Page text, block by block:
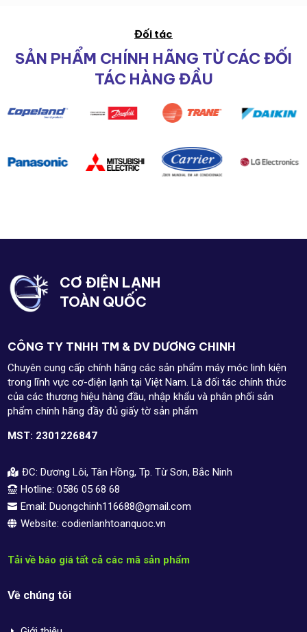
Đối tác
SẢN PHẨM CHÍNH HÃNG TỪ CÁC ĐỐI
TÁC HÀNG ĐẦU
CƠ ĐIỆN LẠNH
TOÀN QUỐC
CÔNG TY TNHH TM & DV DƯƠNG CHINH
Chuyên cung cấp chính hãng các sản phẩm máy móc linh kiện
trong lĩnh vực cơ-điện lạnh tại Việt Nam. Là đối tác chính thức
của các thương hiệu hàng đầu, nhập khẩu và phân phối sản
phẩm chính hãng đầy đủ giấy tờ sản phẩm
MST: 2301226847
 ĐC: Dương Lôi, Tân Hồng, Tp. Từ Sơn, Bắc Ninh
 Hotline: 0586 05 68 68
 Email: Duongchinh116688@gmail.com
 Website: codienlanhtoanquoc.vn
Tải về báo giá tất cả các mã sản phẩm
Về chúng tôi